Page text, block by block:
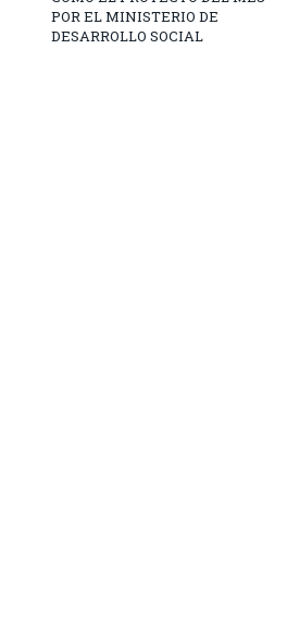
POR EL MINISTERIO DE
DESARROLLO SOCIAL